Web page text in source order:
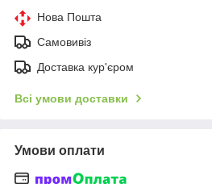
Нова Пошта
Самовивіз
Доставка кур'єром
Всі умови доставки
Умови оплати